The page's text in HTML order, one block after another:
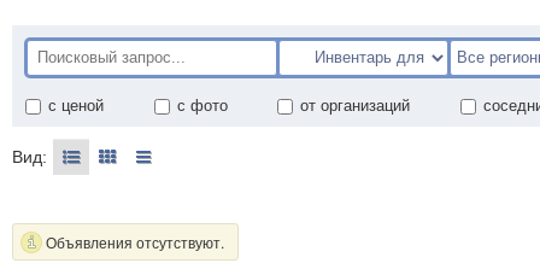
с ценой с фото от организаций
Вид:
Объявления отсутствуют.